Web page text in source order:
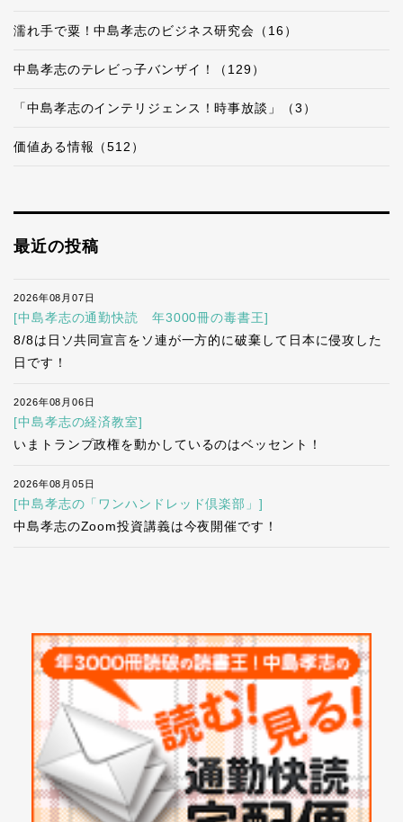
濡れ手で粟！中島孝志のビジネス研究会（16）
中島孝志のテレビっ子バンザイ！（129）
「中島孝志のインテリジェンス！時事放談」（3）
価値ある情報（512）
最近の投稿
2026年08月07日
[中島孝志の通勤快読 年3000冊の毒書王]
8/8は日ソ共同宣言をソ連が一方的に破棄して日本に侵攻した
日です！
2026年08月06日
[中島孝志の経済教室]
いまトランプ政権を動かしているのはベッセント！
2026年08月05日
[中島孝志の「ワンハンドレッド倶楽部」]
中島孝志のZoom投資講義は今夜開催です！